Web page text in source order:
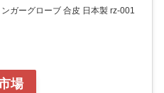
ガーグローブ 合皮 日本製 rz-001
場